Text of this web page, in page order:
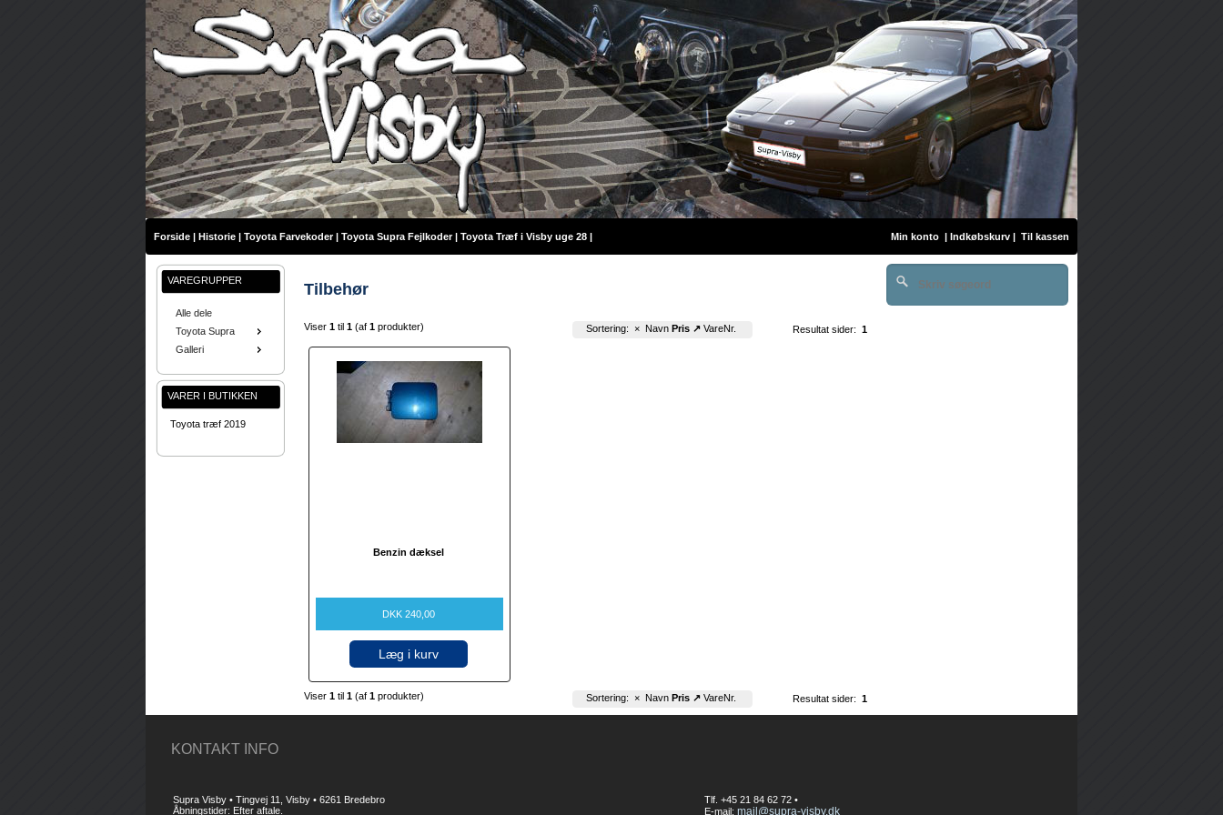
Forside | Historie | Toyota Farvekoder| Toyota Supra Fejlkoder| Toyota Træf i Visby uge 28 | Min konto | Indkøbskurv | Til kassen
VAREGRUPPER
Alle dele
Toyota Supra
Galleri
VARER I BUTIKKEN
Toyota træf 2019
Tilbehør
Viser 1 til 1 (af 1 produkter) Sortering: × Navn Pris ↗ VareNr. Resultat sider: 1
Benzin dæksel
DKK 240,00
Læg i kurv
Viser 1 til 1 (af 1 produkter) Sortering: × Navn Pris ↗ VareNr. Resultat sider: 1
KONTAKT INFO
Supra Visby • Tingvej 11, Visby • 6261 Bredebro
Åbningstider: Efter aftale.
Tlf. +45 21 84 62 72 •
E-mail: mail@supra-visby.dk